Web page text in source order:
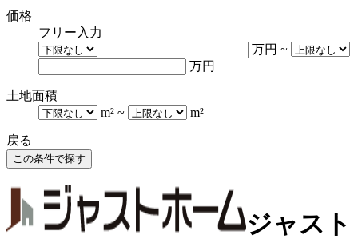
価格
フリー入力
万円 ~
万円
土地面積
m² ~ m²
戻る
ジャスト